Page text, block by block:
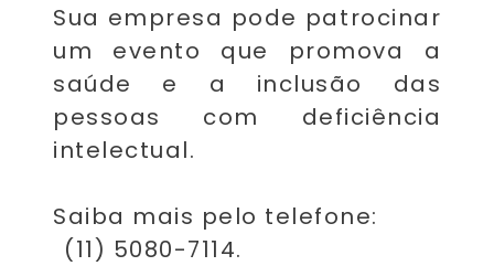
Sua empresa pode patrocinar
um evento que promova a
saúde e a inclusão das
pessoas com deficiência
intelectual.
Saiba mais pelo telefone:
(11) 5080-7114.